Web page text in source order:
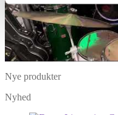
Nye produkter
Nyhed